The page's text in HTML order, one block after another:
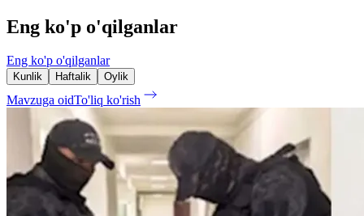
Eng ko'p o'qilganlar
Eng ko'p o'qilganlar
Kunlik Haftalik Oylik
Mavzuga oidTo'liq ko'rish